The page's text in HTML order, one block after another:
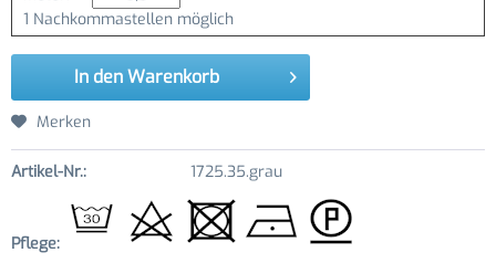
1 Nachkommastellen möglich
In den Warenkorb
Merken
Artikel-Nr.: 1725.35.grau
Pflege: